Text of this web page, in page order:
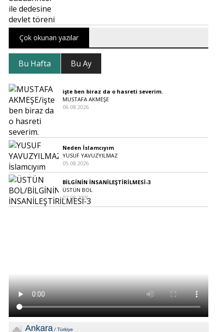
Çok okunan yazılar
Bu Hafta Bu Ay
işte ben biraz da o hasreti severim.
MUSTAFA AKMEŞE
06.08.2026
Neden İslamcıyım
YUSUF YAVUZYILMAZ
05.08.2026
BİLGİNİN İNSANİLEŞTİRİLMESİ-3
ÜSTÜN BOL
07.08.2026